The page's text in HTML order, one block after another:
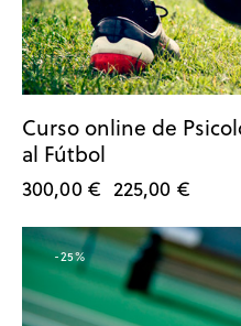
Curso online de
al Fútbol
300,00 € 225,00 €
-25%